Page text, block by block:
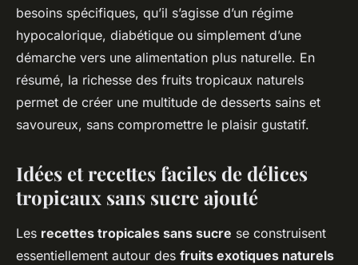
besoins spécifiques, qu’il s’agisse d’un régime
hypocalorique, diabétique ou simplement d’une
démarche vers une alimentation plus naturelle. En
résumé, la richesse des fruits tropicaux naturels
permet de créer une multitude de desserts sains et
savoureux, sans compromettre le plaisir gustatif.
Idées et recettes faciles de délices
tropicaux sans sucre ajouté
Les recettes tropicales sans sucre se construisent
essentiellement autour des fruits exotiques naturels